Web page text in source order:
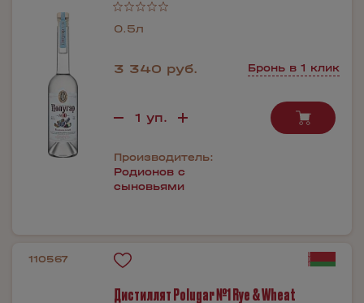
0.5л
3 340 руб. Бронь в 1 клик
Производитель:
Родионов с
сыновьями
110567
Дистиллят Polugar №1 Rye & Wheat